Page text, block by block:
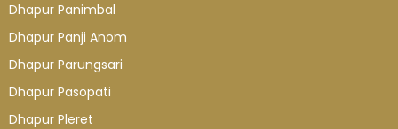
Dhapur Panimbal
Dhapur Panji Anom
Dhapur Parungsari
Dhapur Pasopati
Dhapur Pleret